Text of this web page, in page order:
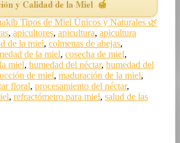
y Calidad de la Miel
Tipos de Miel Únicos y Naturales 🌿
, apicultores, apicultura, apicultura
de la miel, colmenas de abejas,
de la miel, cosecha de miel,
miel, humedad del néctar, humedad del
de miel, maduración de la miel,
floral, procesamiento del néctar,
, refractómetro para miel, salud de las